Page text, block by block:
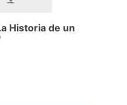
Historia de un